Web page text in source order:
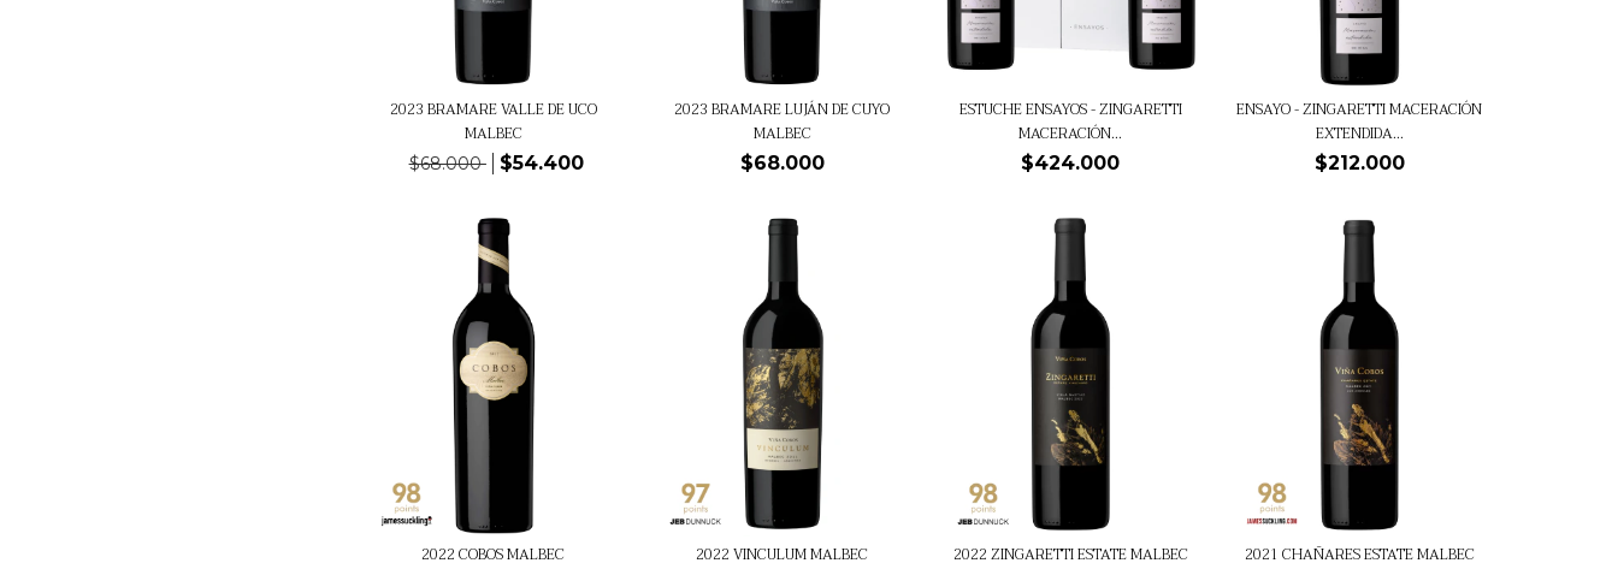
2023 BRAMARE VALLE DE UCO
MALBEC
$68.000 $54.400
2023 BRAMARE LUJÁN DE CUYO
MALBEC
$68.000
ESTUCHE ENSAYOS - ZINGARETTI
MACERACIÓN...
$424.000
ENSAYO - ZINGARETTI MACERACIÓN
EXTENDIDA...
$212.000
2022 COBOS MALBEC 2022 VINCULUM MALBEC 2022 ZINGARETTI ESTATE MALBEC 2021 CHAÑARES ESTATE MALBEC